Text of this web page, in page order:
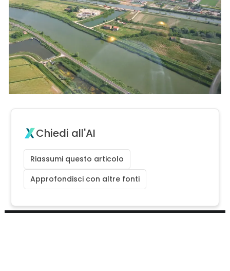
Chiedi all'AI
Riassumi questo articolo
Approfondisci con altre fonti